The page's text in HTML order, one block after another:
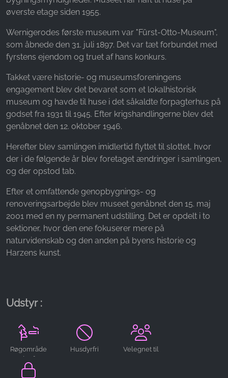
øverste etage siden 1955.
Wernigerodes første museum var "Fürst-Otto-Museum",
som åbnede den 31. juli 1897. Det var tæt forbundet med
fyrstens ejendom og truet af hans konkurs.
Takket være historie- og museumsforeningens
engagement blev det bevaret som et lokalhistorisk
museum og havde til huse i det såkaldte forpagterhus på
godset fra 1931 til 1945. Efter krigshandlingerne blev det
genåbnet den 12. oktober 1946.
Herefter blev samlingen imidlertid flyttet til slottet, hvor
der i de følgende år blev foretaget ændringer i samlingen,
og der opstod tab.
Efter et omfattende genopbygnings- og
renoveringsarbejde blev museet genåbnet den 15. maj
2001 med en ny permanent udstilling. Det er opdelt i to
sektioner, hvor den ene fokuserer mere på
naturvidenskab og den anden på byens historie og
Harzens kunst.
Udstyr :
Røgområde
udenfor
Husdyrfri
Velegnet til
Name:
_fbp, fr, _fbq, fbq
Provider:
Facebook Ireland Ltd.
Måling af reklamer og markedsføring
3 måneder - 1 år
STATISTIK
Statistikcookies indsamler oplysninger anonymt.
Disse oplysninger hjælper os med at forstå,
hvordan vores besøgende bruger vores
hjemmeside.
Google Analytics
Name:
_ga, _gid, _gac_gb_
Purpose:
Cookie duration:
24 timer - 2 år